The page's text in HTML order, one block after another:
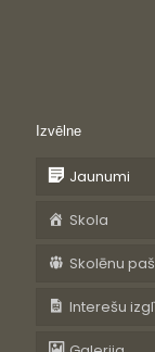
Izvēlne
Jaunumi
Skola
Skolēnu
Interešu